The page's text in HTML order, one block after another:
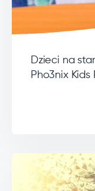
Dzieci na
Pho3nix Kids